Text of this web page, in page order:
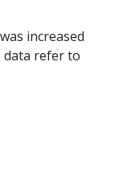
increased
data refer to